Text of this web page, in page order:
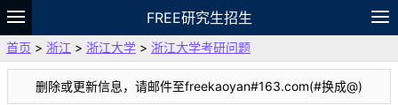
FREE研究生招生
题库
故事 专题 APP 笔记
VIP
资料
首页 > 浙江 > 浙江大学 > 浙江大学考研问题
删除或更新信息，请邮件至freekaoyan#163.com(#换成@)